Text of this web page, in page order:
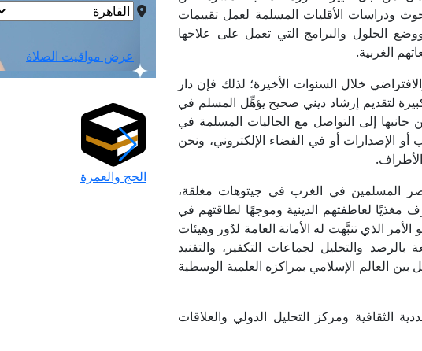
ودراسات الأقليات المسلمة لعمل تقييمات
الحلول والبرامج التي تعمل على علاجها
الغربية.
خلال السنوات الأخيرة؛ لذلك فإن دار
لتقديم إرشاد ديني صحيح يؤهِّل المسلم في
إلى التواصل مع الجاليات المسلمة في
الإصدارات أو في الفضاء الإلكتروني، ونحن
المسلمين في الغرب في جيتوهات مغلقة،
مغذيًا لعاطفتهم الدينية وموجهًا لطاقتهم في
الذي تنبَّهت له الأمانة العامة لدُور وهيئات
والتحليل لجماعات التكفير، والتفنيد
العالم الإسلامي بمراكزه العلمية الوسطية
الثقافية ومركز التحليل الدولي والعلاقات
عرض مواقيت الصلاة
الحج والعمرة